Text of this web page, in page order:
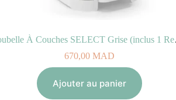
670,00MAD
Ajouter au panier